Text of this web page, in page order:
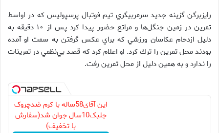
رايزبرگن گزينه جديد سرمربيگري تيم فوتبال پرسپوليس كه در اواسط
تمرين در زمين جنگل‌ها و مراتع حضور پيدا كرد پس از ۱۰ دقيقه به
دليل ازدحام عكاسان ورزشي كه براي عكس گرفتن به سمت او آمده
بودند محل تمرين را ترك كرد. او اعلام كرد كه قصد بي‌نظمي در تمرينات
را ندارد و به همين دليل از محل تمرين رفت.
این آقای58ساله با کرم ضدچروک
جلبک10سال جوان شد(سفارش
با تخفیف)